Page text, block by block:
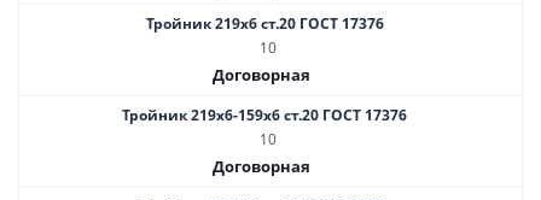
Тройник 219х6 ст.20 ГОСТ 17376
10
Договорная
Тройник 219х6-159х6 ст.20 ГОСТ 17376
10
Договорная